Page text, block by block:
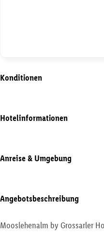
Konditionen
Hotelinformationen
Anreise & Umgebung
Angebotsbeschreibung
Mooslehenalm by Grossarler